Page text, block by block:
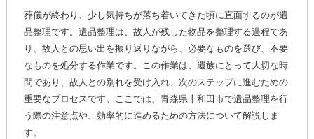
葬儀が終わり、少し気持ちが落ち着いてきた頃に直面するのが遺
品整理です。遺品整理は、故人が残した物品を整理する過程であ
り、故人との思い出を振り返りながら、必要なものを選び、不要
なものを処分する作業です。この作業は、遺族にとって大切な時
間であり、故人との別れを受け入れ、次のステップに進むための
重要なプロセスです。ここでは、青森県十和田市で遺品整理を行
う際の注意点や、効率的に進めるための方法について解説しま
す。